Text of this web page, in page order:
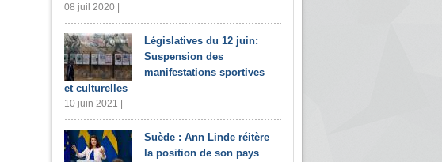
08 juil 2020 |
Législatives du 12 juin:
Suspension des
manifestations sportives
et culturelles
10 juin 2021 |
Suède : Ann Linde réitère
la position de son pays